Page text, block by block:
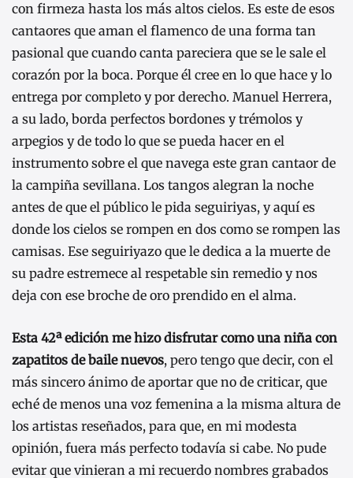
con firmeza hasta los más altos cielos. Es este de esos
cantaores que aman el flamenco de una forma tan
pasional que cuando canta pareciera que se le sale el
corazón por la boca. Porque él cree en lo que hace y lo
entrega por completo y por derecho. Manuel Herrera,
a su lado, borda perfectos bordones y trémolos y
arpegios y de todo lo que se pueda hacer en el
instrumento sobre el que navega este gran cantaor de
la campiña sevillana. Los tangos alegran la noche
antes de que el público le pida seguiriyas, y aquí es
donde los cielos se rompen en dos como se rompen las
camisas. Ese seguiriyazo que le dedica a la muerte de
su padre estremece al respetable sin remedio y nos
deja con ese broche de oro prendido en el alma.
Esta 42ª edición me hizo disfrutar como una niña con
zapatitos de baile nuevos, pero tengo que decir, con el
más sincero ánimo de aportar que no de criticar, que
eché de menos una voz femenina a la misma altura de
los artistas reseñados, para que, en mi modesta
opinión, fuera más perfecto todavía si cabe. No pude
evitar que vinieran a mi recuerdo nombres grabados